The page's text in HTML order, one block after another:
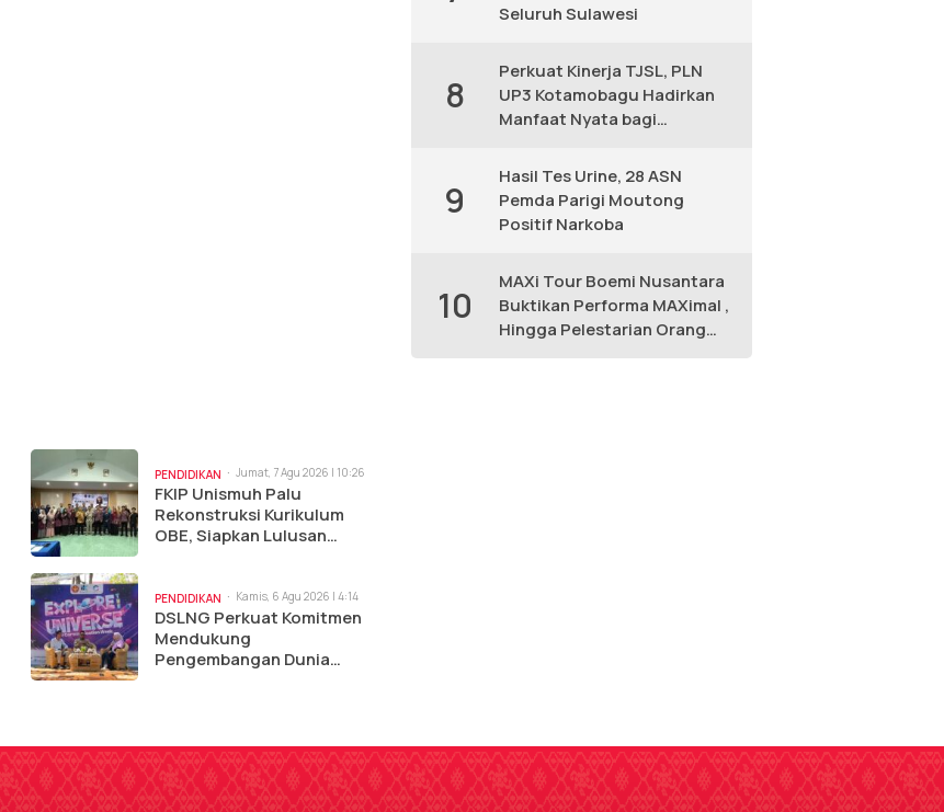
PENDIDIKAN
Jumat, 7 Agu 2026 | 10:26
am
FKIP Unismuh Palu
Rekonstruksi Kurikulum
OBE, Siapkan Lulusan
PENDIDIKAN
Kamis, 6 Agu 2026 | 4:14
pm
DSLNG Perkuat Komitmen
Mendukung
Pengembangan Dunia
Seluruh Sulawesi
8
Perkuat Kinerja TJSL, PLN
UP3 Kotamobagu Hadirkan
Manfaat Nyata bagi
9
Hasil Tes Urine, 28 ASN
Pemda Parigi Moutong
Positif Narkoba
10
MAXi Tour Boemi Nusantara
Buktikan Performa MAXimal ,
Hingga Pelestarian Orang